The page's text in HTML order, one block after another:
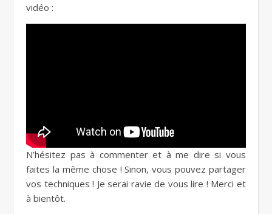
vidéo :
N’hésitez pas à commenter et à me dire si vous
faites la même chose ! Sinon, vous pouvez partager
vos techniques ! Je serai ravie de vous lire ! Merci et
à bientôt.